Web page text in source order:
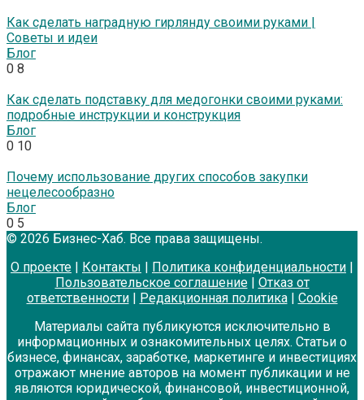
Как сделать наградную гирлянду своими руками |
Советы и идеи
Блог
0 8
Как сделать подставку для медогонки своими руками:
подробные инструкции и конструкция
Блог
0 10
Почему использование других способов закупки
нецелесообразно
Блог
0 5
© 2026 Бизнес-Хаб. Все права защищены.
О проекте | Контакты | Политика конфиденциальности |
Пользовательское соглашение| Отказ от
ответственности| Редакционная политика| Cookie
Материалы сайта публикуются исключительно в
информационных и ознакомительных целях. Статьи о
бизнесе, финансах, заработке, маркетинге и инвестициях
отражают мнение авторов на момент публикации и не
являются юридической, финансовой, инвестиционной,